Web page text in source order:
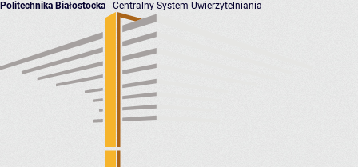
Politechnika Białostocka - Centralny System Uwierzytelniania